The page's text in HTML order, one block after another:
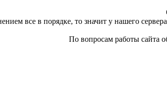
все в порядке, то значит у нашего
По вопросам работы сайта